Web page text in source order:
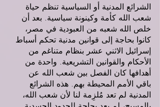
الشرائع المدنية أو السياسية تنظم حياة
شعب الله كأمة وكينونة سياسية. بعد أن
خلص الله شعبه من العبودية في مصر،
كانوا بحاجة إلى قوانين مدنية تحكم أسباط
إسرائيل الاثني عشر بنظام متناغم من
الأحكام والقوانين التشريعية. واحدة من
أهدافها كان الفصل بين شعب الله عن
باقي الأمم المحيطة بهم. هذه الشرائع
المدنية لم تعد مُلزِمة لنا لأن شعب الله،